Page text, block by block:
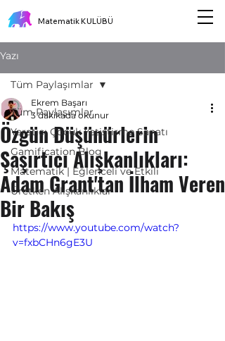
Matematik KULÜBÜ
Yazı
Tüm Paylaşımlar
Yaratıcı Çocuk Yetiştirme Sanatı
Gamification Blog
Matematik | Eğlenceli ve Etkili
Üretken Alışkanlıklar
Tüm Paylaşımlar
Özgün Düşünürlerin
Şaşırtıcı Alışkanlıkları:
Adam Grant'tan İlham Veren
Bir Bakış
Ekrem Başarı
3 dakikada okunur
https://www.youtube.com/watch?
v=fxbCHn6gE3U